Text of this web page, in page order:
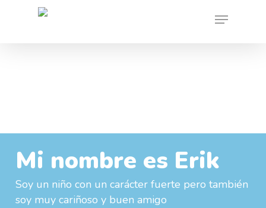
Menu
Mi nombre es Erik
Soy un niño con un carácter fuerte pero también
soy muy cariñoso y buen amigo